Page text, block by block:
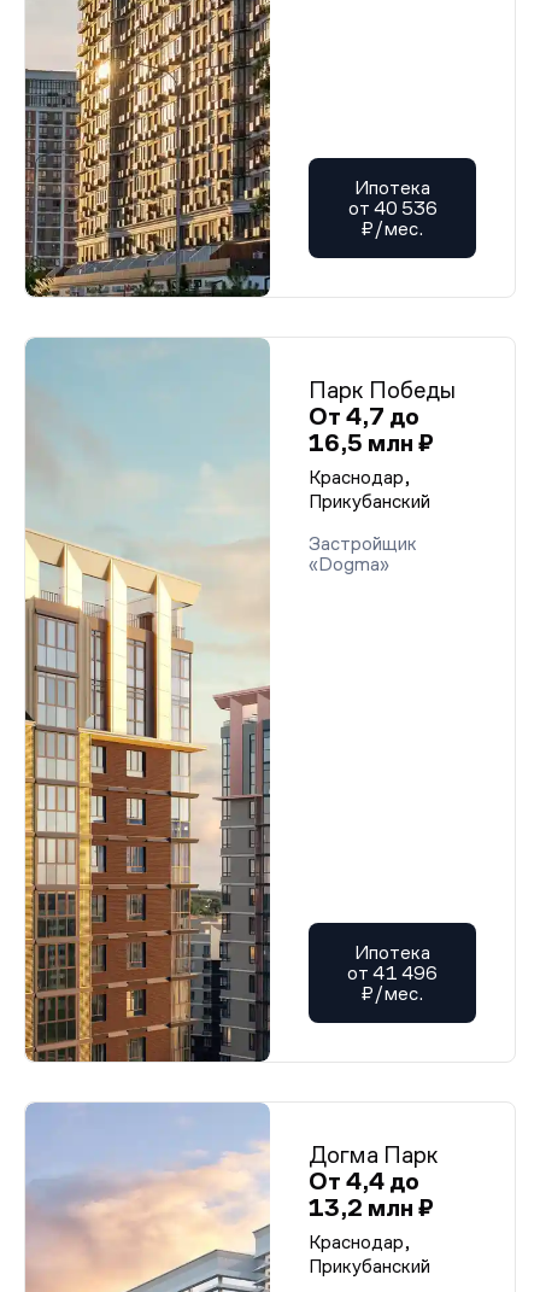
Ипотека
от 40 536
₽/мес.
Парк Победы
От 4,7 до
16,5 млн ₽
Краснодар,
Прикубанский
Застройщик
«Dogma»
Ипотека
от 41 496
₽/мес.
Догма Парк
От 4,4 до
13,2 млн ₽
Краснодар,
Прикубанский